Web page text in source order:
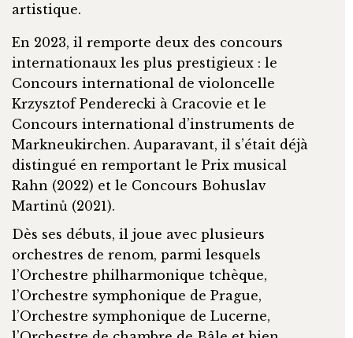
artistique.
En 2023, il remporte deux des concours
internationaux les plus prestigieux : le
Concours international de violoncelle
Krzysztof Penderecki à Cracovie et le
Concours international d’instruments de
Markneukirchen. Auparavant, il s’était déjà
distingué en remportant le Prix musical
Rahn (2022) et le Concours Bohuslav
Martinů (2021).
Dès ses débuts, il joue avec plusieurs
orchestres de renom, parmi lesquels
l’Orchestre philharmonique tchèque,
l’Orchestre symphonique de Prague,
l’Orchestre symphonique de Lucerne,